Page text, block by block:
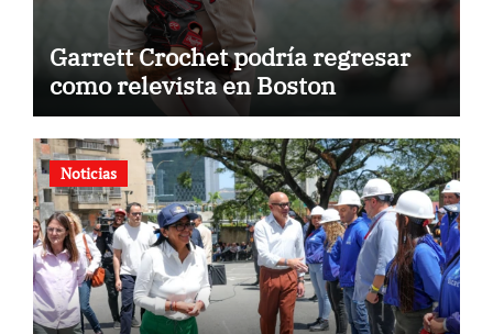
Garrett Crochet podría regresar
como relevista en Boston
Noticias